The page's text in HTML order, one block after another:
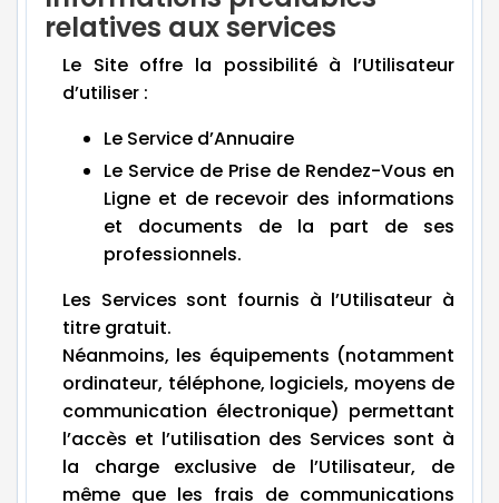
relatives aux services
Le Site offre la possibilité à l’Utilisateur
d’utiliser :
Le Service d’Annuaire
Le Service de Prise de Rendez-Vous en
Ligne et de recevoir des informations
et documents de la part de ses
professionnels.
Les Services sont fournis à l’Utilisateur à
titre gratuit.
Néanmoins, les équipements (notamment
ordinateur, téléphone, logiciels, moyens de
communication électronique) permettant
l’accès et l’utilisation des Services sont à
la charge exclusive de l’Utilisateur, de
même que les frais de communications